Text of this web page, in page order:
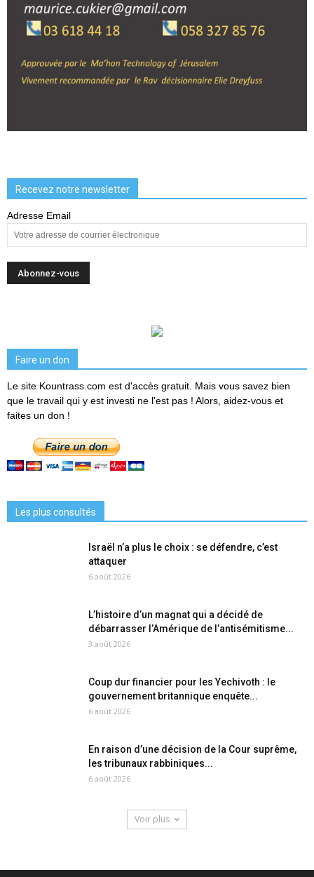
Recevez notre newsletter
Adresse Email
Faire un don
Le site Kountrass.com est d'accès gratuit. Mais vous savez bien
que le travail qui y est investi ne l'est pas ! Alors, aidez-vous et
faites un don !
Les plus consultés
Israël n’a plus le choix : se défendre, c’est
attaquer
6 août 2026
L’histoire d’un magnat qui a décidé de
débarrasser l’Amérique de l’antisémitisme...
3 août 2026
Coup dur financier pour les Yechivoth : le
gouvernement britannique enquête...
6 août 2026
En raison d’une décision de la Cour suprême,
les tribunaux rabbiniques...
6 août 2026
Voir plus